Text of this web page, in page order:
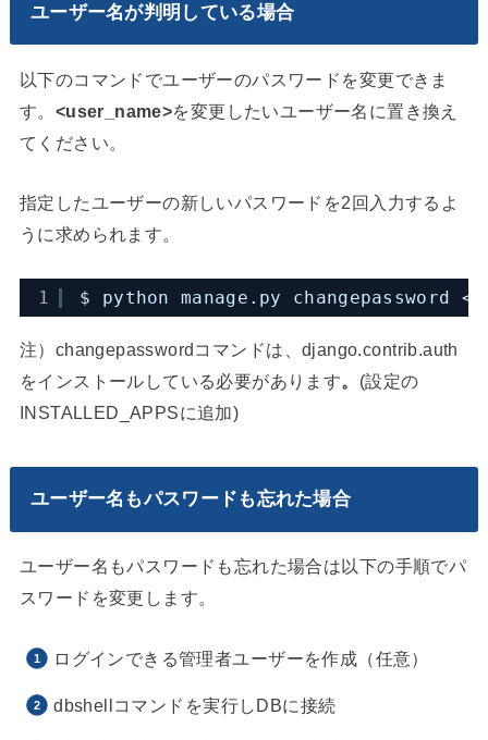
ユーザー名が判明している場合
以下のコマンドでユーザーのパスワードを変更できま
す。 <user_name>を変更したいユーザー名に置き換え
てください。
指定したユーザーの新しいパスワードを2回入力するよ
うに求められます。
1 $ python manage.py changepassword
注）changepasswordコマンドは、django.contrib.auth
をインストールしている必要があります。 (設定の
INSTALLED_APPSに追加)
ユーザー名もパスワードも忘れた場合
ユーザー名もパスワードも忘れた場合は以下の手順でパ
スワードを変更します。
ログインできる管理者ユーザーを作成（任意）
dbshellコマンドを実行しDBに接続